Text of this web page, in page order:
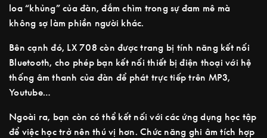
loa “khủng” của đàn, đắm chìm trong sự đam mê mà
không sợ làm phiền người khác.
Bên cạnh đó, LX 708 còn được trang bị tính năng kết nối
Bluetooth, cho phép bạn kết nối thiết bị điện thoại với hệ
thống âm thanh của đàn để phát trực tiếp trên MP3,
Youtube…
Ngoài ra, bạn còn có thể kết nối với các ứng dụng học tập
để việc học trở nên thú vị hơn. Chức năng ghi âm tích hợp